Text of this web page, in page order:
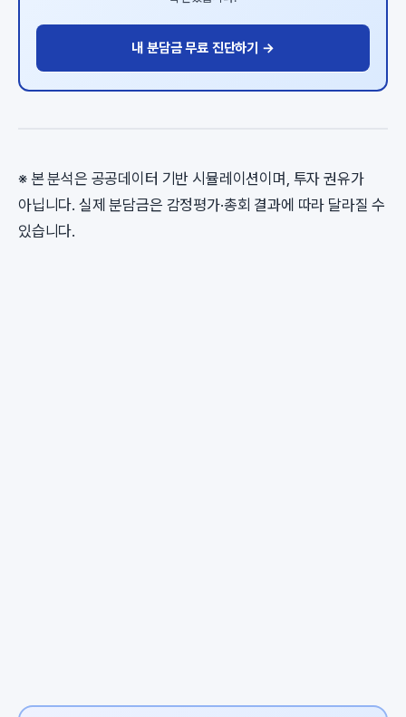
내 분담금 무료 진단하기 →
※ 본 분석은 공공데이터 기반 시뮬레이션이며, 투자 권유가
아닙니다. 실제 분담금은 감정평가·총회 결과에 따라 달라질 수
있습니다.